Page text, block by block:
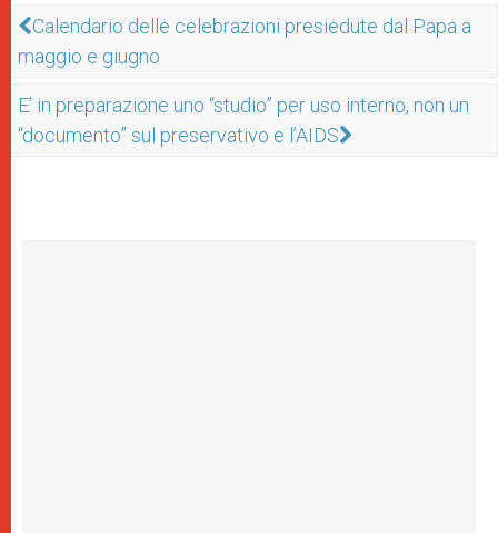
Calendario delle celebrazioni presiedute dal Papa a
maggio e giugno
E’ in preparazione uno “studio” per uso interno, non un
“documento” sul preservativo e l’AIDS